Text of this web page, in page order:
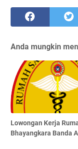
Anda mungkin
Lowongan Kerja
Bhayangkara Banda